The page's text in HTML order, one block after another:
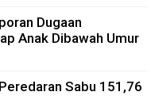
Dugaan
Anak Dibawah Umur
Sabu 151,76